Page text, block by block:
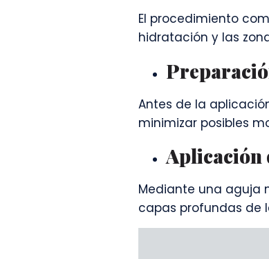
El procedimiento
hidratación y las
Antes de la
minimizar posibles
Aplicación
Mediante una aguja
capas profundas de